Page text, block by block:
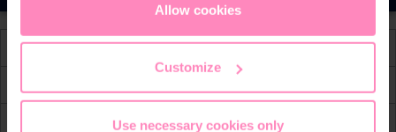
only allow necessary cookies
access and change your chosen setting at any time in
Allow cookies
Customize
Use necessary cookies only
Disponible, délai de livraison : 1-4 jours
30 jours de droit de retour gratuit